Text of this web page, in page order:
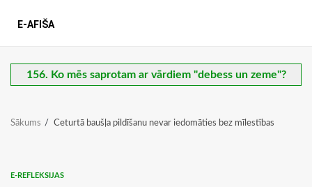
E-AFIŠA
156. Ko mēs saprotam ar vārdiem "debess un zeme"?
Sākums Ceturtā baušļa pildīšanu nevar iedomāties bez mīlestības
E-REFLEKSIJAS